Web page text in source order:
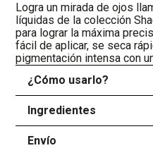
Logra un mirada de ojos
líquidas de la colección
para lograr la máxima
fácil de aplicar, se seca
pigmentación intensa con
¿Cómo usarlo?
Ingredientes
Envío